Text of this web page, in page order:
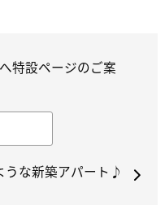
特設ページのご案
な新築アパート♪